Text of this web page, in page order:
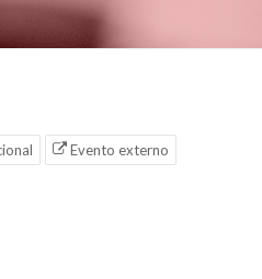
Evento externo